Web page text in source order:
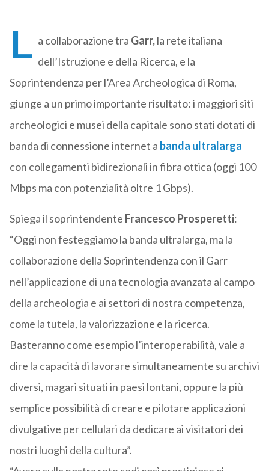
L a collaborazione tra Garr,la rete italiana
dell’Istruzione e della Ricerca, e la
Soprintendenza per l’Area Archeologica di Roma,
giunge a un primo importante risultato: i maggiori siti
archeologici e musei della capitale sono stati dotati di
banda di connessione internet a banda ultralarga
con collegamenti bidirezionali in fibra ottica (oggi 100
Mbps ma con potenzialità oltre 1 Gbps).
Spiega il soprintendente Francesco Prosperetti:
“Oggi non festeggiamo la banda ultralarga, ma la
collaborazione della Soprintendenza con il Garr
nell’applicazione di una tecnologia avanzata al campo
della archeologia e ai settori di nostra competenza,
come la tutela, la valorizzazione e la ricerca.
Basteranno come esempio l’interoperabilità, vale a
dire la capacità di lavorare simultaneamente su archivi
diversi, magari situati in paesi lontani, oppure la più
semplice possibilità di creare e pilotare applicazioni
divulgative per cellulari da dedicare ai visitatori dei
nostri luoghi della cultura”.